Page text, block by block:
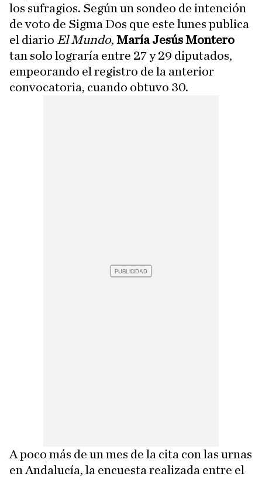
los sufragios. Según un sondeo de intención
de voto de Sigma Dos que este lunes publica
el diario El Mundo, María Jesús Montero
tan solo lograría entre 27 y 29 diputados,
empeorando el registro de la anterior
convocatoria, cuando obtuvo 30.
A poco más de un mes de la cita con las urnas
en Andalucía, la encuesta realizada entre el